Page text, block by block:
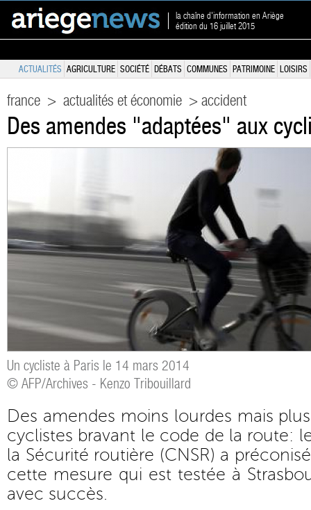
la chaîne d'information en Ariège
édition du 16 juillet 2015
ACTUALITÉS AGRICULTURE SOCIÉTÉ DÉBATS COMMUNES PATRIMOINE LOISIRS
france > actualités et économie > accident
Des amendes "adaptées" aux
Un cycliste à Paris le 14 mars 2014
© AFP/Archives - Kenzo Tribouillard
Des amendes moins lourdes mais
cyclistes bravant le code de la route:
la Sécurité routière (CNSR) a
cette mesure qui est testée à
avec succès.